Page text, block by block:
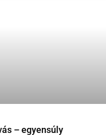
– egyensúly